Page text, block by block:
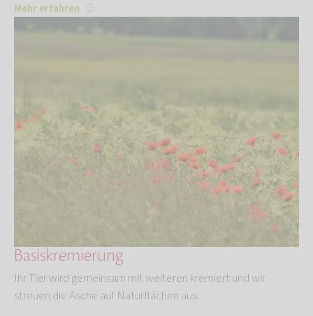
Mehr erfahren
Basiskremierung
Ihr Tier wird gemeinsam mit weiteren kremiert und wir
streuen die Asche auf Naturflächen aus.